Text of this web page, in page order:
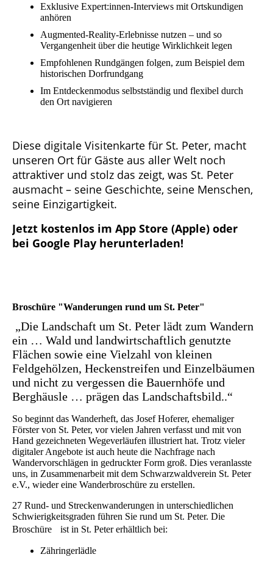
Exklusive Expert:innen-Interviews mit Ortskundigen
anhören
Augmented-Reality-Erlebnisse nutzen – und so
Vergangenheit über die heutige Wirklichkeit legen
Empfohlenen Rundgängen folgen, zum Beispiel dem
historischen Dorfrundgang
Im Entdeckenmodus selbstständig und flexibel durch
den Ort navigieren
Diese digitale Visitenkarte für St. Peter, macht
unseren Ort für Gäste aus aller Welt noch
attraktiver und stolz das zeigt, was St. Peter
ausmacht – seine Geschichte, seine Menschen,
seine Einzigartigkeit.
Jetzt kostenlos im App Store (Apple) oder
bei Google Play herunterladen!
Broschüre "Wanderungen rund um St. Peter"
„Die Landschaft um St. Peter lädt zum Wandern
ein … Wald und landwirtschaftlich genutzte
Flächen sowie eine Vielzahl von kleinen
Feldgehölzen, Heckenstreifen und Einzelbäumen
und nicht zu vergessen die Bauernhöfe und
Berghäusle … prägen das Landschaftsbild..“
So beginnt das Wanderheft, das Josef Hoferer, ehemaliger
Förster von St. Peter, vor vielen Jahren verfasst und mit von
Hand gezeichneten Wegeverläufen illustriert hat. Trotz vieler
digitaler Angebote ist auch heute die Nachfrage nach
Wandervorschlägen in gedruckter Form groß. Dies veranlasste
uns, in Zusammenarbeit mit dem Schwarzwaldverein St. Peter
e.V., wieder eine Wanderbroschüre zu erstellen.
27 Rund- und Streckenwanderungen in unterschiedlichen
Schwierigkeitsgraden führen Sie rund um St. Peter. Die
Broschüre ist in St. Peter erhältlich bei:
Zähringerlädle